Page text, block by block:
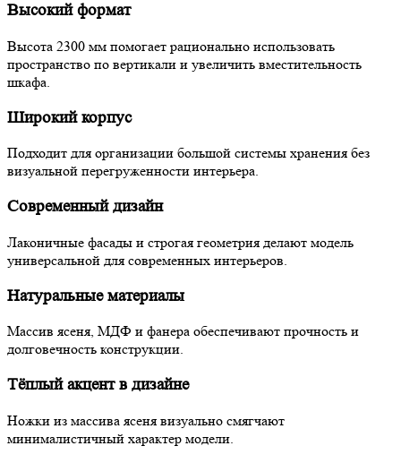
Высокий формат
Высота 2300 мм помогает рационально использовать
пространство по вертикали и увеличить вместительность
шкафа.
Широкий корпус
Подходит для организации большой системы хранения без
визуальной перегруженности интерьера.
Современный дизайн
Лаконичные фасады и строгая геометрия делают модель
универсальной для современных интерьеров.
Натуральные материалы
Массив ясеня, МДФ и фанера обеспечивают прочность и
долговечность конструкции.
Тёплый акцент в дизайне
Ножки из массива ясеня визуально смягчают
минималистичный характер модели.